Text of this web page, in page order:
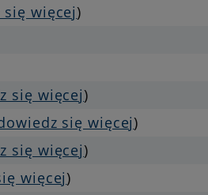
więcej)
się więcej)
się więcej)
się więcej)
więcej)